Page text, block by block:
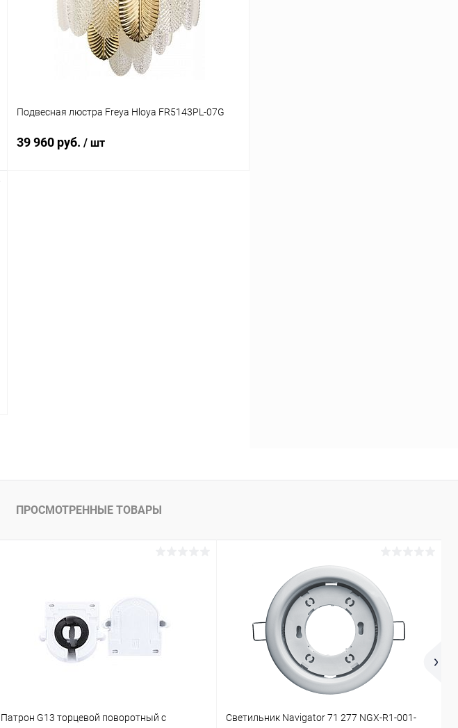
В избранное В наличии
Подвесная люстра Freya Hloya FR5143PL-07G
39 960 руб. / шт
ПРОСМОТРЕННЫЕ ТОВАРЫ
Патрон G13 торцевой поворотный с
Светильник Navigator 71 277 NGX-R1-001-